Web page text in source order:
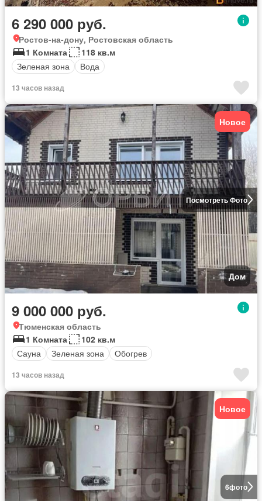
6 290 000 руб.
Ростов-на-дону, Ростовская область
1 Комната
118 кв.м
Зеленая зона
Вода
13 часов назад
Посмотреть Фото
Новое
Дом
9 000 000 руб.
Тюменская область
1 Комната
102 кв.м
Сауна
Зеленая зона Обогрев
13 часов назад
6фото
Новое